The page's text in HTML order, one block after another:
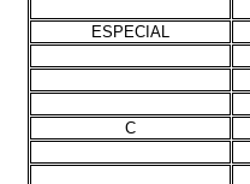
ESPECIAL
C